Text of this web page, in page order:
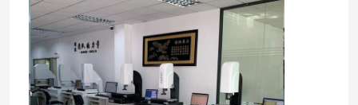
Về chúng tôi
Tham quan nhà máy